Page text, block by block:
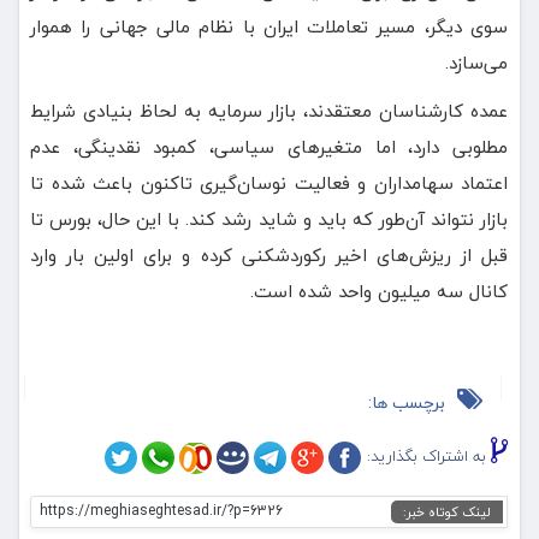
سوی دیگر، مسیر تعاملات ایران با نظام مالی جهانی را هموار
می‌سازد.
عمده کارشناسان معتقدند، بازار سرمایه به لحاظ بنیادی شرایط
مطلوبی دارد، اما متغیرهای سیاسی، کمبود نقدینگی، عدم
اعتماد سهامداران و فعالیت نوسان‌گیری تاکنون باعث شده تا
بازار نتواند آن‌طور که باید و شاید رشد کند. با این حال، بورس تا
قبل از ریزش‌های اخیر رکوردشکنی کرده و برای اولین بار وارد
کانال سه میلیون واحد شده است.
برچسب ها:
به اشتراک بگذارید:
لینک کوتاه خبر: https://meghiaseghtesad.ir/?p=6326